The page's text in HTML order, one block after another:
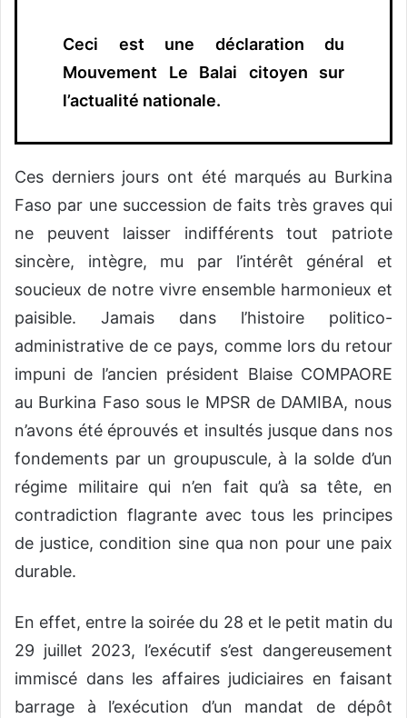
Ceci est une déclaration du
Mouvement Le Balai citoyen sur
l’actualité nationale.
Ces derniers jours ont été marqués au Burkina
Faso par une succession de faits très graves qui
ne peuvent
laisser indifférents tout patriote
sincère, intègre, mu par l’intérêt général et
soucieux de notre vivre ensemble harmonieux et
paisible. Jamais dans l’histoire politico-
administrative de ce pays, comme lors du retour
impuni de l’ancien président Blaise COMPAORE
au Burkina Faso sous le MPSR de DAMIBA, nous
n’avons été éprouvés et insultésjusque dans nos
fondements par un groupuscule, à la solde d’un
régime militaire qui n’en fait qu’à sa tête, en
contradiction flagrante avec tous les principes
de justice, condition sine qua non pour une paix
durable.
En effet, entre la soirée du 28 et lepetit matin du
29 juillet 2023, l’exécutif s’est dangereusement
immiscé dans les affaires judiciaires en faisant
barrage à l’exécution d’un mandat de dépôt